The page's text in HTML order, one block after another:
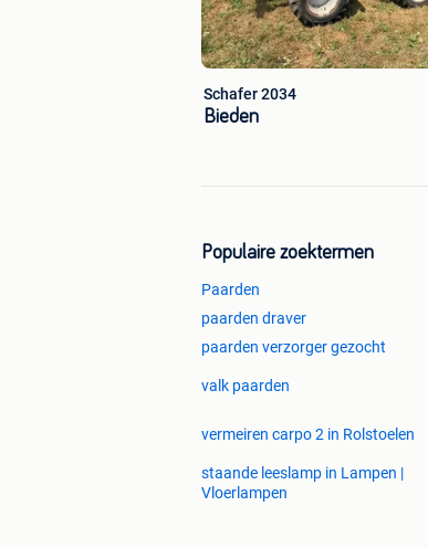
Schafer 2034
Bieden
Populaire zoektermen
Paarden
paarden draver
paarden verzorger gezocht
valk paarden
vermeiren carpo 2 in Rolstoelen
staande leeslamp in Lampen |
Vloerlampen